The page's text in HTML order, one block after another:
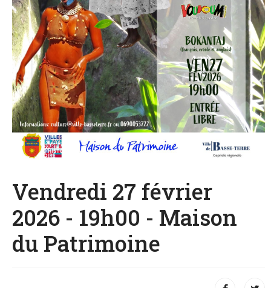
Vendredi 27 février
2026 - 19h00 - Maison
du Patrimoine